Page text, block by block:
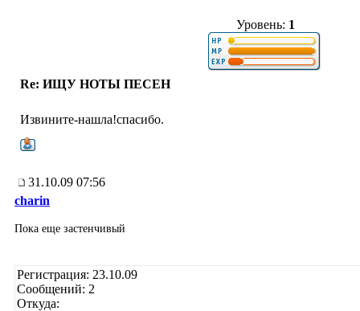
Уровень: 1
Re: ИЩУ НОТЫ ПЕСЕН
Извините-нашла!спасибо.
31.10.09 07:56
charin
Пока еще застенчивый
Регистрация: 23.10.09
Сообщений: 2
Откуда: